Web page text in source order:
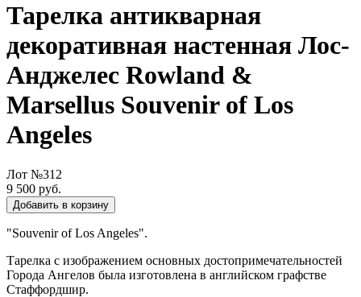
Тарелка антикварная
декоративная настенная Лос-
Анджелес Rowland &
Marsellus Souvenir of Los
Angeles
Лот №312
9 500 руб.
Добавить в корзину
"Souvenir of Los Angeles".
Тарелка с изображением основных достопримечательностей
Города Ангелов была изготовлена в английском графстве
Стаффордшир.